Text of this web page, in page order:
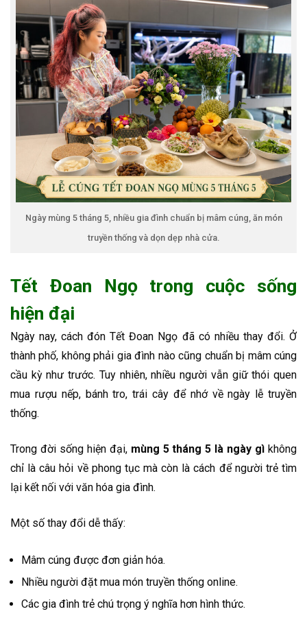
Ngày mùng 5 tháng 5, nhiều gia đình chuẩn bị mâm cúng, ăn món
truyền thống và dọn dẹp nhà cửa.
Tết Đoan Ngọ trong cuộc sống
hiện đại
Ngày nay, cách đón Tết Đoan Ngọ đã có nhiều thay đổi. Ở
thành phố, không phải gia đình nào cũng chuẩn bị mâm cúng
cầu kỳ như trước. Tuy nhiên, nhiều người vẫn giữ thói quen
mua rượu nếp, bánh tro, trái cây để nhớ về ngày lễ truyền
thống.
Trong đời sống hiện đại, mùng 5 tháng 5 là ngày gì không
chỉ là câu hỏi về phong tục mà còn là cách để người trẻ tìm
lại kết nối với văn hóa gia đình.
Một số thay đổi dễ thấy:
Mâm cúng được đơn giản hóa.
Nhiều người đặt mua món truyền thống online.
Các gia đình trẻ chú trọng ý nghĩa hơn hình thức.